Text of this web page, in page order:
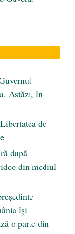
Astăzi, în
de
după
din mediul
își
o parte din